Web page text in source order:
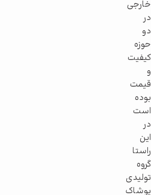
خارجی
در
دو
حوزه
کیفیت
و
قیمت
بوده
است
در
این
راستا
گروه
تولیدی
پوشاک